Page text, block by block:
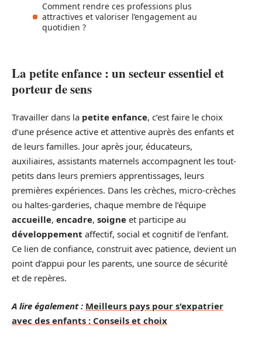
Comment rendre ces professions plus
attractives et valoriser l’engagement au
quotidien ?
La petite enfance : un secteur essentiel et
porteur de sens
Travailler dans la petite enfance, c’est faire le choix
d’une présence active et attentive auprès des enfants et
de leurs familles. Jour après jour, éducateurs,
auxiliaires, assistants maternels accompagnent les tout-
petits dans leurs premiers apprentissages, leurs
premières expériences. Dans les crèches, micro-crèches
ou haltes-garderies, chaque membre de l’équipe
accueille, encadre, soigne et participe au
développement affectif, social et cognitif de l’enfant.
Ce lien de confiance, construit avec patience, devient un
point d’appui pour les parents, une source de sécurité
et de repères.
A lire également : Meilleurs pays pour s'expatrier
avec des enfants : Conseils et choix